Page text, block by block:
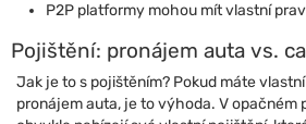
P2P platformy mohou mít vlastní
Pojištění: pronájem auta vs.
Jak je to s pojištěním? Pokud máte
pronájem auta, je to výhoda. V opačném